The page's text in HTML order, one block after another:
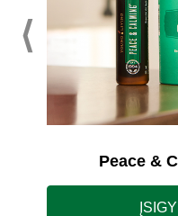
Peace &